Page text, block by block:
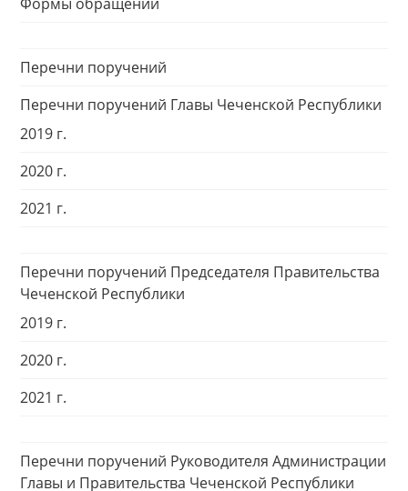
Перечни поручений
Перечни поручений Главы Чеченской Республики
2019 г.
2020 г.
2021 г.
Перечни поручений Председателя Правительства
Чеченской Республики
2019 г.
2020 г.
2021 г.
Перечни поручений Руководителя Администрации
Главы и Правительства Чеченской Республики